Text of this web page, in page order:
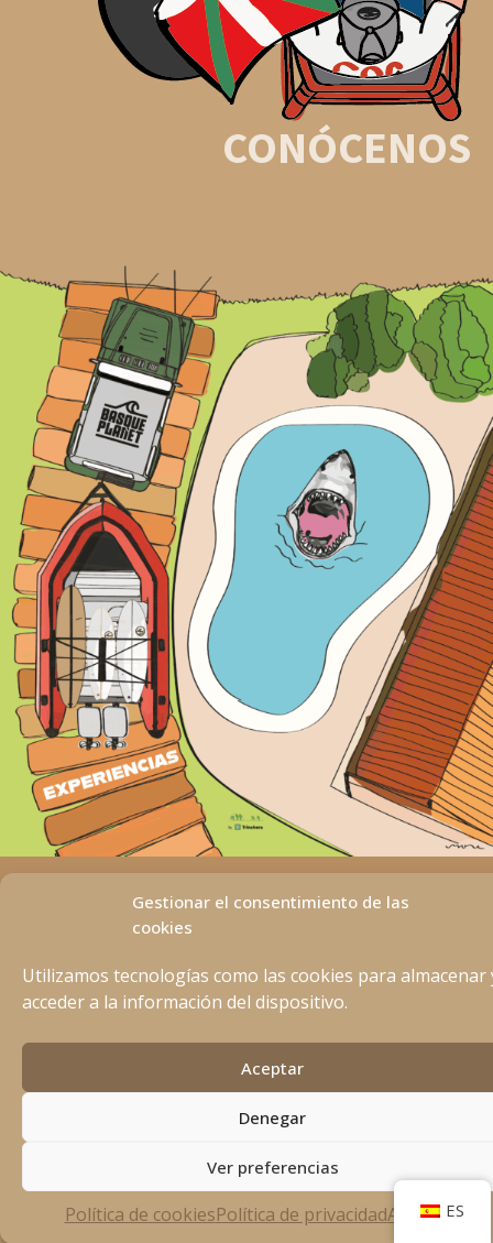
Gestionar el consentimiento de las
cookies
Utilizamos tecnologías como las cookies para almacenar
acceder a la información del dispositivo.
Aceptar
Denegar
Ver preferencias
Política de cookiesPolítica de privacidadAviso Legal
CONÓCENOS
Política de privacidad
Política de Cookies
ES